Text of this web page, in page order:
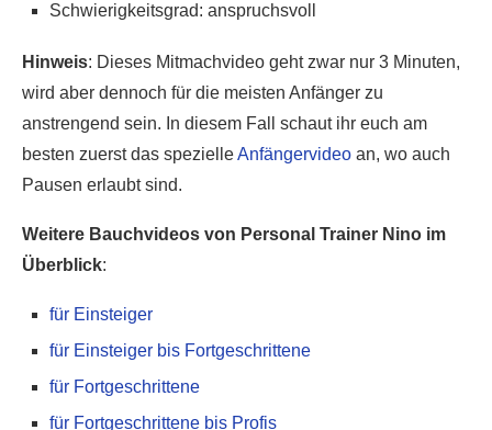
Schwierigkeitsgrad: anspruchsvoll
Hinweis: Dieses Mitmachvideo geht zwar nur 3 Minuten,
wird aber dennoch für die meisten Anfänger zu
anstrengend sein. In diesem Fall schaut ihr euch am
besten zuerst das spezielleAnfängervideo an, wo auch
Pausen erlaubt sind.
Weitere Bauchvideos von Personal Trainer Nino im
Überblick:
für Einsteiger
für Einsteiger bis Fortgeschrittene
für Fortgeschrittene
für Fortgeschrittene bis Profis